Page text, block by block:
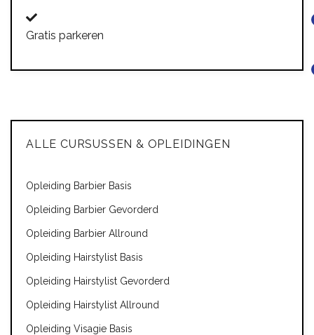
Gratis parkeren
ALLE CURSUSSEN & OPLEIDINGEN
Opleiding Barbier Basis
Opleiding Barbier Gevorderd
Opleiding Barbier Allround
Opleiding Hairstylist Basis
Opleiding Hairstylist Gevorderd
Opleiding Hairstylist Allround
Opleiding Visagie Basis